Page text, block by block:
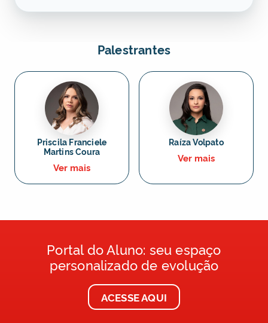
Palestrantes
Priscila Franciele
Martins Coura
Ver mais
Raíza Volpato
Ver mais
Portal do Aluno: seu espaço
personalizado de evolução
ACESSE AQUI